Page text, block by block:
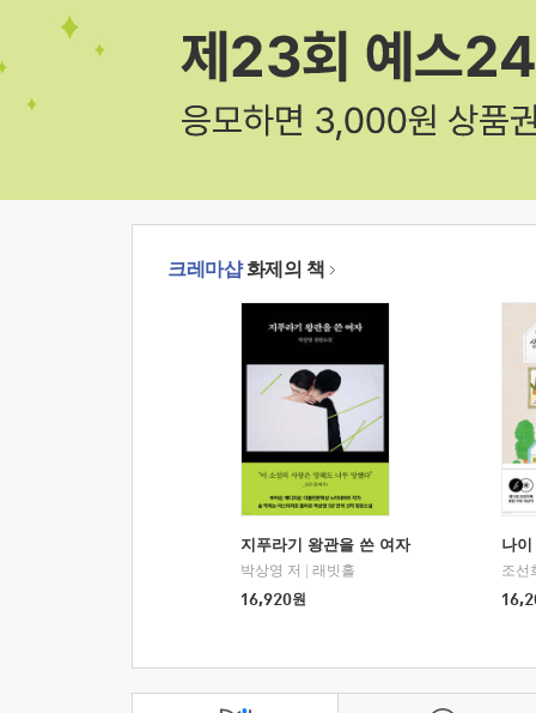
크레마샵화제의 책
지푸라기 왕관을 쓴 여자
박상영 저
래빗홀
16,920원
나
조선